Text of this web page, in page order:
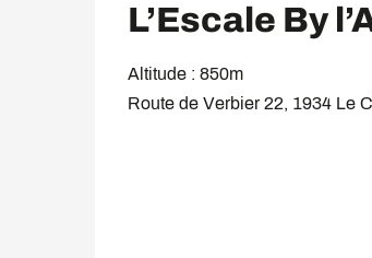
L’Escale By
Altitude : 850m
Route de Verbier 22, 1934 Le